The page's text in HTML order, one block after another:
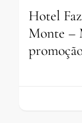
Hotel
Monte –